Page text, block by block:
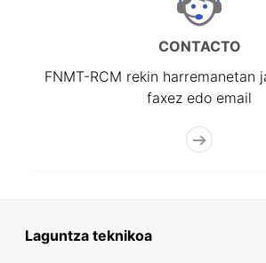
CONTACTO
FNMT-RCM rekin harremanetan
faxez edo email
Laguntza teknikoa